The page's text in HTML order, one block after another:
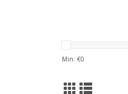
Min: €0